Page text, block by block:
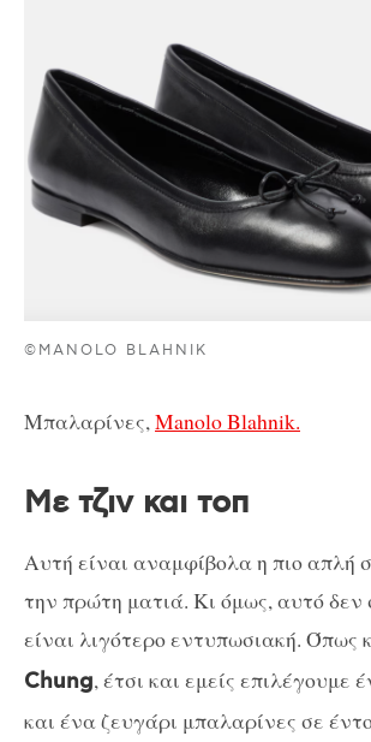
©MANOLO BLAHNIK
Μπαλαρίνες, Manolo Blahnik.
Με τζιν και τοπ
Αυτή είναι αναμφίβολα η πιο απλή
την πρώτη ματιά. Κι όμως, αυτό δεν
είναι λιγότερο εντυπωσιακή. Όπως
Chung, έτσι και εμείς επιλέγουμε
και ένα ζευγάρι μπαλαρίνες σε